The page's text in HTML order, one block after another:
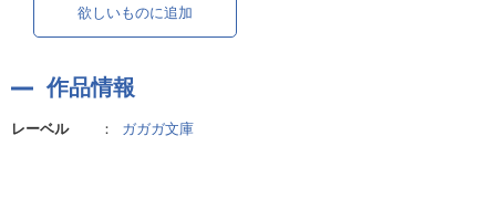
欲しいものに追加
作品情報
レーベル ： ガガガ文庫